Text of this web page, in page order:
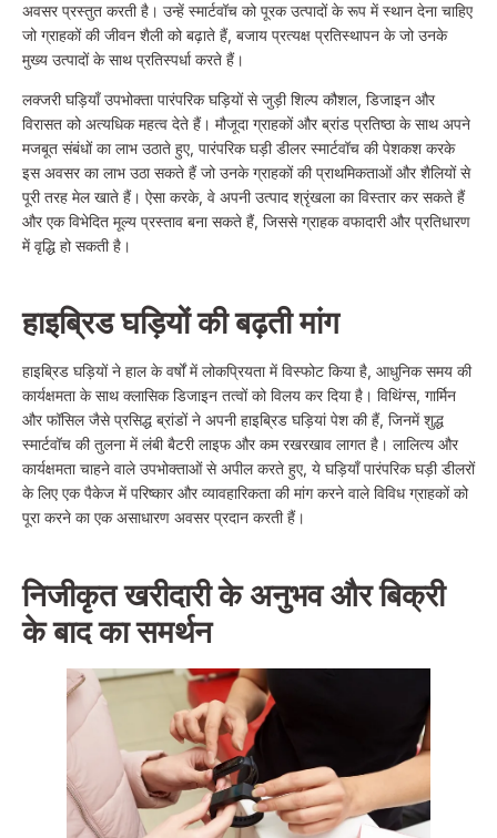
अवसर प्रस्तुत करती है। उन्हें स्मार्टवॉच को पूरक उत्पादों के रूप में स्थान देना चाहिए
जो ग्राहकों की जीवन शैली को बढ़ाते हैं, बजाय प्रत्यक्ष प्रतिस्थापन के जो उनके
मुख्य उत्पादों के साथ प्रतिस्पर्धा करते हैं।
लक्जरी घड़ियाँ उपभोक्ता पारंपरिक घड़ियों से जुड़ी शिल्प कौशल, डिजाइन और
विरासत को अत्यधिक महत्व देते हैं। मौजूदा ग्राहकों और ब्रांड प्रतिष्ठा के साथ अपने
मजबूत संबंधों का लाभ उठाते हुए, पारंपरिक घड़ी डीलर स्मार्टवॉच की पेशकश करके
इस अवसर का लाभ उठा सकते हैं जो उनके ग्राहकों की प्राथमिकताओं और शैलियों से
पूरी तरह मेल खाते हैं। ऐसा करके, वे अपनी उत्पाद श्रृंखला का विस्तार कर सकते हैं
और एक विभेदित मूल्य प्रस्ताव बना सकते हैं, जिससे ग्राहक वफादारी और प्रतिधारण
में वृद्धि हो सकती है।
हाइब्रिड घड़ियों की बढ़ती मांग
हाइब्रिड घड़ियों ने हाल के वर्षों में लोकप्रियता में विस्फोट किया है, आधुनिक समय की
कार्यक्षमता के साथ क्लासिक डिजाइन तत्वों को विलय कर दिया है। विथिंग्स, गार्मिन
और फॉसिल जैसे प्रसिद्ध ब्रांडों ने अपनी हाइब्रिड घड़ियां पेश की हैं, जिनमें शुद्ध
स्मार्टवॉच की तुलना में लंबी बैटरी लाइफ और कम रखरखाव लागत है। लालित्य और
कार्यक्षमता चाहने वाले उपभोक्ताओं से अपील करते हुए, ये घड़ियाँ पारंपरिक घड़ी डीलरों
के लिए एक पैकेज में परिष्कार और व्यावहारिकता की मांग करने वाले विविध ग्राहकों को
पूरा करने का एक असाधारण अवसर प्रदान करती हैं।
निजीकृत खरीदारी के अनुभव और बिक्री
के बाद का समर्थन